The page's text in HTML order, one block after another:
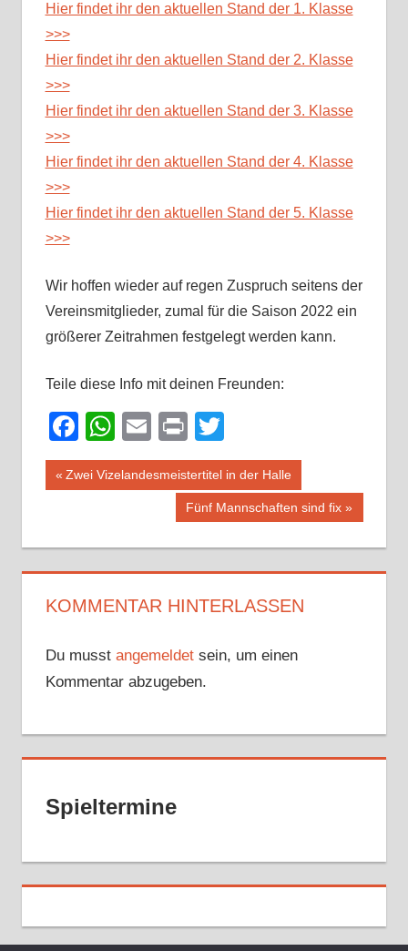
Hier findet ihr den aktuellen Stand der 1. Klasse
>>>
Hier findet ihr den aktuellen Stand der 2. Klasse
>>>
Hier findet ihr den aktuellen Stand der 3. Klasse
>>>
Hier findet ihr den aktuellen Stand der 4. Klasse
>>>
Hier findet ihr den aktuellen Stand der 5. Klasse
>>>
Wir hoffen wieder auf regen Zuspruch seitens der
Vereinsmitglieder, zumal für die Saison 2022 ein
größerer Zeitrahmen festgelegt werden kann.
Teile diese Info mit deinen Freunden:
Facebook
WhatsApp
Email
Print
Beitragsnavigation
Vorheriger
Zwei Vizelandesmeistertitel in der Halle
Nächster
Fünf Mannschaften sind fix
KOMMENTAR HINTERLASSEN
Du musst angemeldetsein, um einen
Kommentar abzugeben.
Spieltermine